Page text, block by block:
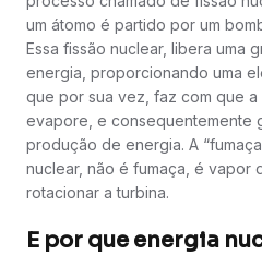
um átomo é partido por um
Essa fissão nuclear, libera uma
energia, proporcionando uma
que por sua vez, faz com que
evapore, e consequentemente
produção de energia. A
nuclear, não é fumaça, é vapor
rotacionar a turbina.
E por que energia